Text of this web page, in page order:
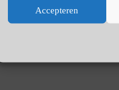
Accepteren